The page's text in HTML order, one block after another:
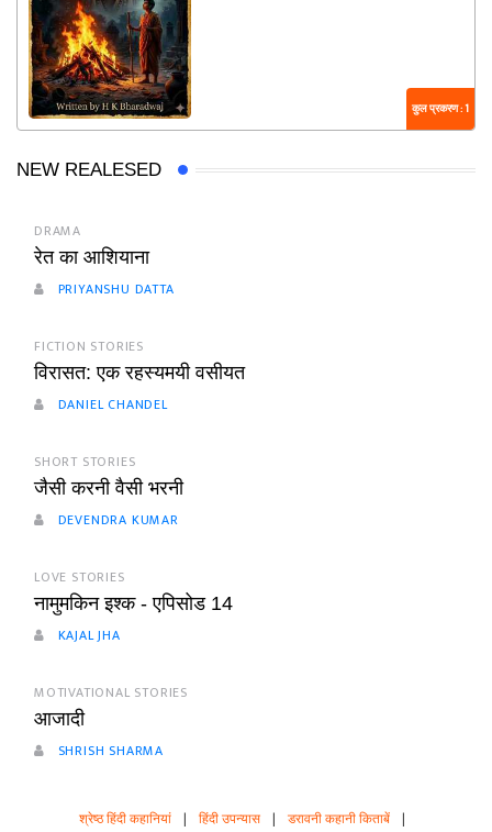
कुल प्रकरण : 1
NEW REALESED
DRAMA
रेत का आशियाना
PRIYANSHU DATTA
FICTION STORIES
विरासत: एक रहस्यमयी वसीयत
DANIEL CHANDEL
SHORT STORIES
जैसी करनी वैसी भरनी
DEVENDRA KUMAR
LOVE STORIES
नामुमकिन इश्क - एपिसोड 14
KAJAL JHA
MOTIVATIONAL STORIES
आजादी
SHRISH SHARMA
श्रेष्ठ हिंदी कहानियां | हिंदी उपन्यास | डरावनी कहानी किताबें |